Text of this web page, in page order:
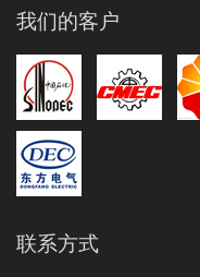
我们的客户
联系方式